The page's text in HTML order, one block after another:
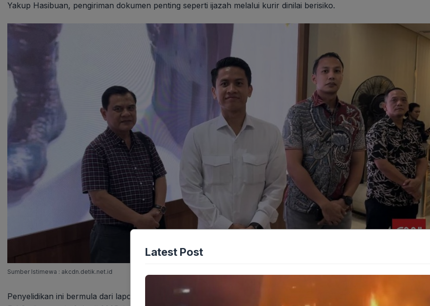
Yakup Hasibuan, pengiriman dokumen penting seperti ijazah melalui kurir dinilai berisiko.
Sumber Istimewa : akcdn.detik.net.id
Penyelidikan ini bermula dari laporan informasi yang diajukan oleh Tim Pembela Ulama & Aktivis (TPUA) atas nama
Latest Post